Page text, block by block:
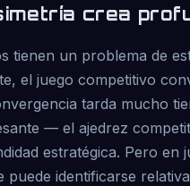
crea
tienen un problema de
el juego competitivo
tarda mucho
— el ajedrez
estratégica. Pero en
puede identificarse